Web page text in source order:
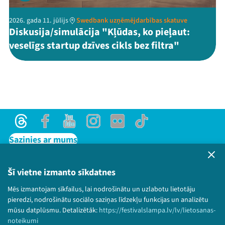
Šī vietne izmanto sīkdatnes
Mēs izmantojam sīkfailus, lai nodrošinātu un uzlabotu lietotāju
pieredzi, nodrošinātu sociālo saziņas līdzekļu funkcijas un analizētu
mūsu datplūsmu. Detalizētāk: https://festivalslampa.lv/lv/lietosanas-
noteikumi
2026. gada 11. jūlijs Swedbank uzņēmējdarbības skatuve
Diskusija/simulācija "Kļūdas, ko pieļaut:
veselīgs startup dzīves cikls bez filtra"
ThreadsFacebookYoutubeInstagram
Flick TikTok
Sazinies ar mums
Lietošanas noteikumi un sīkdatņu politika
Bērnu aizsardzības politika
© 2026 Sarunu festivāls LAMPA Visas tiesības
paturētas.